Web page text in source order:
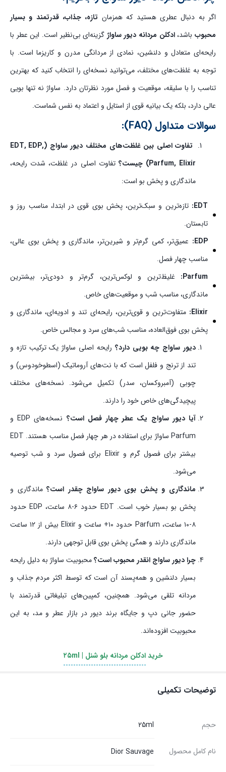
اگر به دنبال عطری هستید که همزمان تازه، جذاب، قدرتمند و بسیار
محبوبباشد،ادکلن مردانه دیور ساواژ گزینه‌ای بی‌نظیر است. این عطر با
رایحه‌ای متعادل و دلنشین، نمادی از مردانگی مدرن و کاریزما است. با
توجه به غلظت‌های مختلف، می‌توانید نسخه‌ای را انتخاب کنید که بهترین
تناسب را با سلیقه، موقعیت و فصل مورد نظرتان دارد. ساواژ نه تنها بویی
عالی دارد، بلکه یک بیانیه قوی از استایل و اعتماد به نفس شماست.
سوالات متداول (FAQ):
تفاوت اصلی بین غلظت‌های مختلف دیور ساواج (EDT, EDP,
Parfum, Elixir) چیست؟
تفاوت اصلی در غلظت، شدت رایحه،
ماندگاری و پخش بو است:
EDT: تازه‌ترین و سبک‌ترین، پخش بوی قوی در ابتدا، مناسب روز و
تابستان.
EDP: عمیق‌تر، کمی گرم‌تر و شیرین‌تر، ماندگاری و پخش بوی عالی،
مناسب چهار فصل.
Parfum:
غلیظ‌ترین و لوکس‌ترین، گرم‌تر و دودی‌تر، بیشترین
ماندگاری، مناسب شب و موقعیت‌های خاص.
Elixir: متفاوت‌ترین و قوی‌ترین، رایحه‌ای تند و ادویه‌ای، ماندگاری و
پخش بوی فوق‌العاده، مناسب شب‌های سرد و مجالس خاص.
دیور ساواج چه بویی دارد؟ رایحه اصلی ساواژ یک ترکیب تازه و
تند از ترنج و فلفل است که با نت‌های آروماتیک (اسطوخودوس) و
چوبی (آمبروکسان، سدر) تکمیل می‌شود. نسخه‌های مختلف
پیچیدگی‌های خاص خود را دارند.
آیا دیور ساواج یک عطر چهار فصل است؟
نسخه‌های EDP و
Parfum ساواژ برای استفاده در هر چهار فصل مناسب هستند. EDT
بیشتر برای فصول گرم و Elixir برای فصول سرد و شب توصیه
می‌شود.
ماندگاری و پخش بوی دیور ساواج چقدر است؟ماندگاری و
پخش بو بسیار خوب است. EDT حدود ۶-۸ ساعت، EDP حدود
۸-۱۰ ساعت، Parfum حدود ۱۰+ ساعت و Elixir بیش از ۱۲ ساعت
ماندگاری دارند و همگی پخش بوی قابل توجهی دارند.
چرا دیور ساواج انقدر محبوب است؟محبوبیت ساواژ به دلیل رایحه
بسیار دلنشین و همه‌پسند آن است که توسط اکثر مردم جذاب و
مردانه تلقی می‌شود. همچنین، کمپین‌های تبلیغاتی قدرتمند با
حضور جانی دپ و جایگاه برند دیور در بازار عطر و مد، به این
محبوبیت افزوده‌اند.
خریدادکلن مردانه بلو شنل | ۲۵ml
توضیحات تکمیلی
حجم 25ml
نام کامل محصول Dior Sauvage